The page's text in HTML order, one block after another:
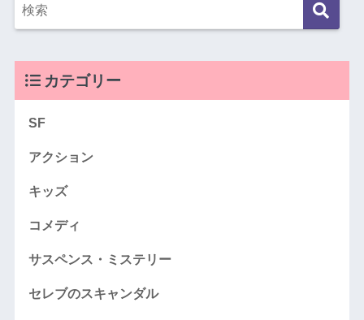
カテゴリー
SF
アクション
キッズ
コメディ
サスペンス・ミステリー
セレブのスキャンダル